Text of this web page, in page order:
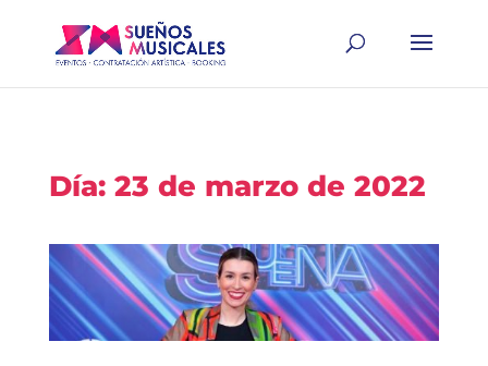
Día: 23 de marzo de 2022